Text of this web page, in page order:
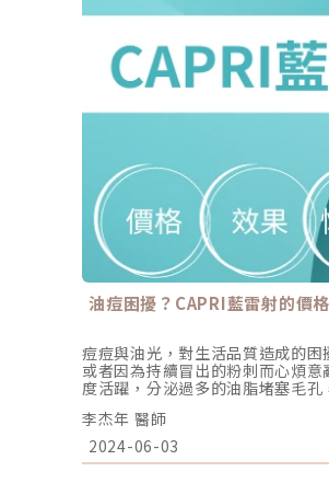
油痘困擾？CAPRI藍雷射的價
痘痘與油光，對生活品質造成的
或者因為持續冒出的粉刺而心煩
度活躍，分泌過多的油脂堵塞毛
質。 社交和工作困擾：油光滿面
和社交關係。而頭皮過度出油也可
和油脂過多的皮膚容易感染，可
和痘痘提醒著我們外表的不完美
李杰年 醫師
2024-06-03